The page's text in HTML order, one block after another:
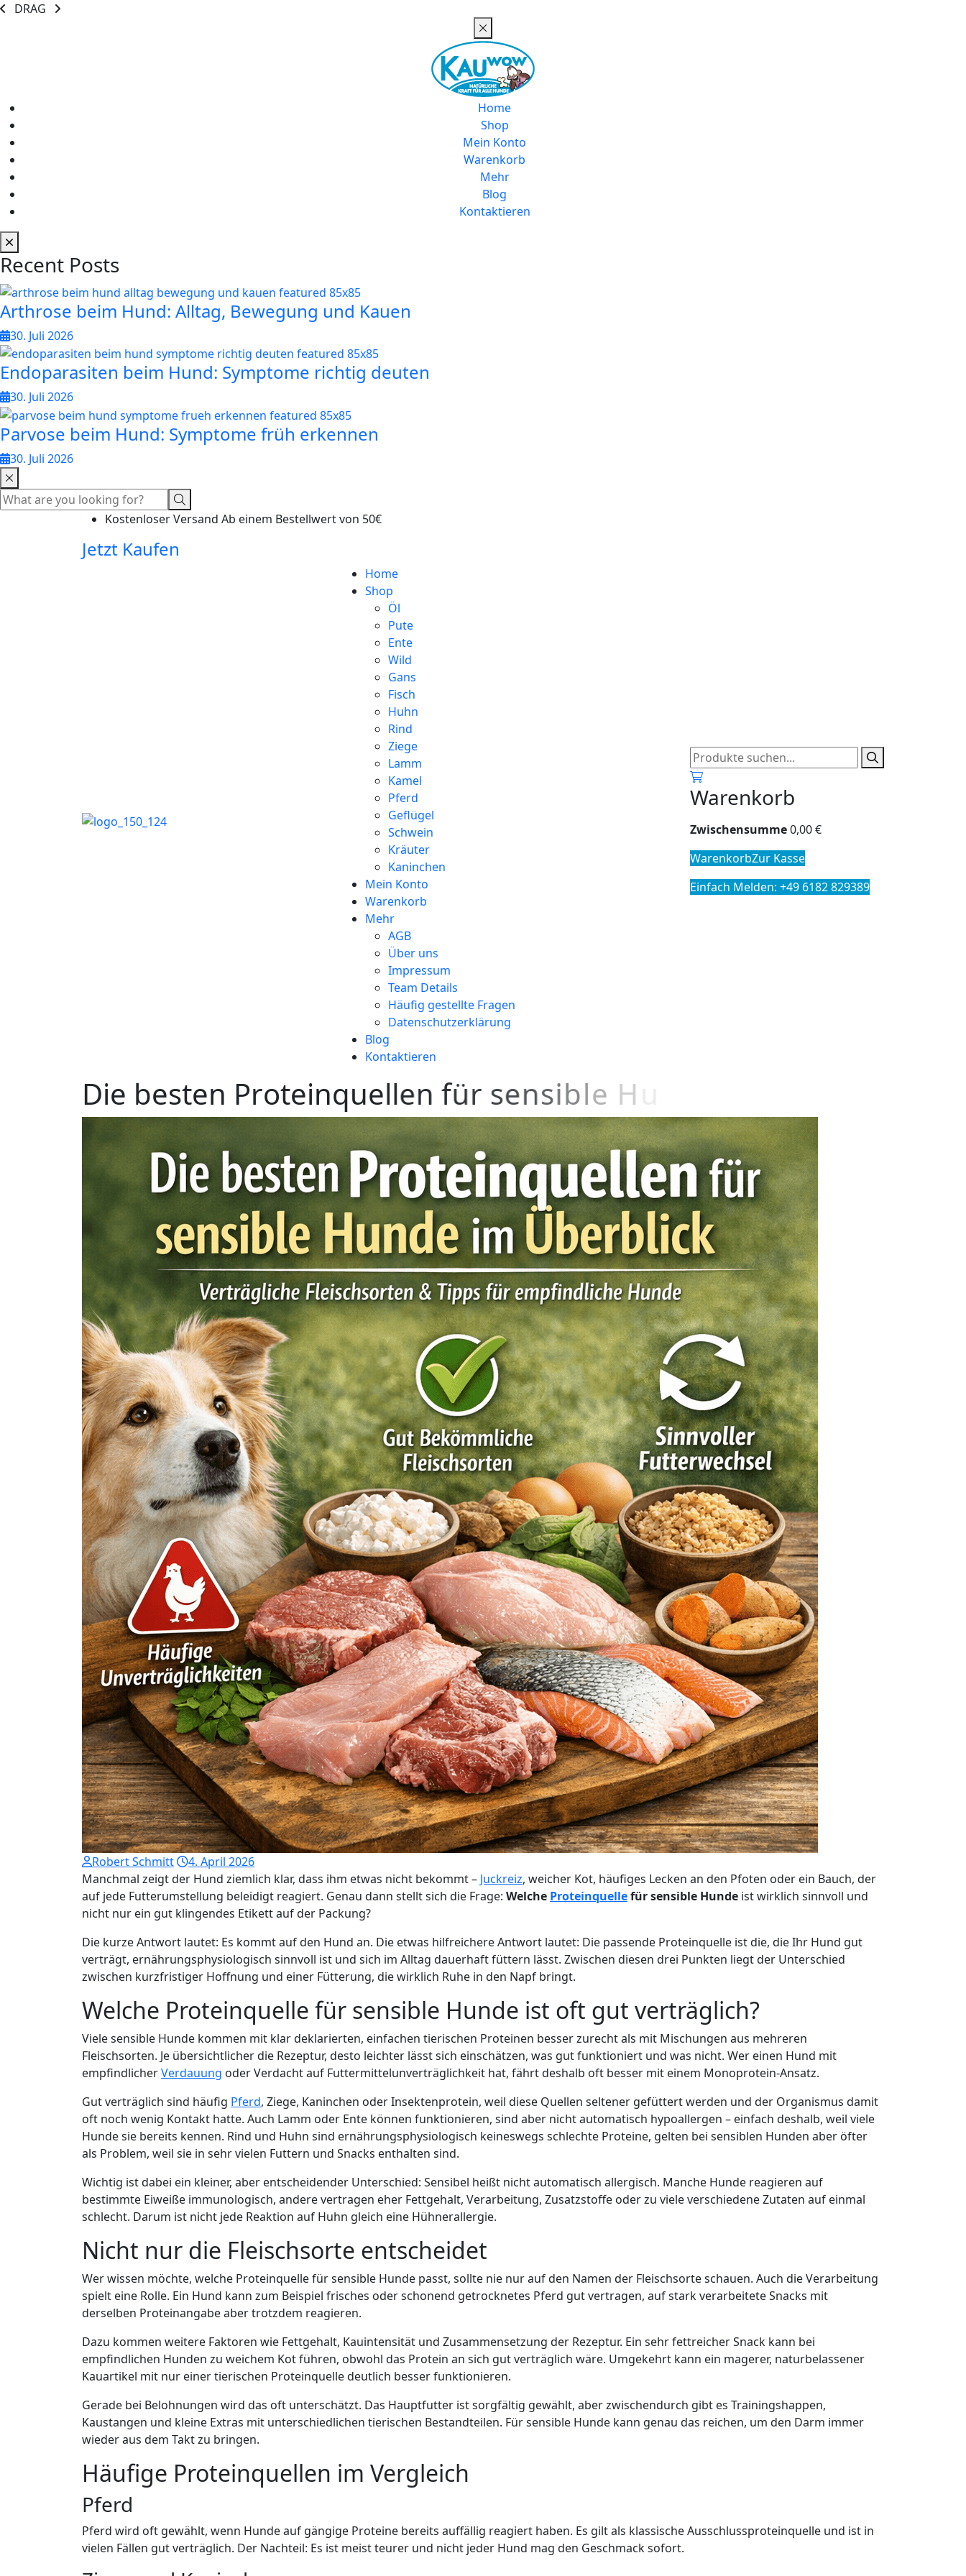
DRAG
Home
Shop
Mein Konto
Warenkorb
Mehr
Blog
Kontaktieren
Recent Posts
Arthrose beim Hund: Alltag, Bewegung und Kauen
30. Juli 2026
Endoparasiten beim Hund: Symptome richtig deuten
30. Juli 2026
Parvose beim Hund: Symptome früh erkennen
30. Juli 2026
Kostenloser Versand Ab einem Bestellwert von 50€
Jetzt Kaufen
Home
Shop
Öl
Pute
Ente
Wild
Gans
Fisch
Huhn
Rind
Ziege
Lamm
Kamel
Pferd
Geflügel
Schwein
Kräuter
Kaninchen
Mein Konto
Warenkorb
Mehr
AGB
Über uns
Impressum
Team Details
Häufig gestellte Fragen
Datenschutzerklärung
Blog
Kontaktieren
Warenkorb
Zwischensumme0,00€
WarenkorbZur Kasse
Einfach Melden: +49 6182 829389
Die besten Proteinquellen für sensibleHu
Robert Schmitt
4. April 2026
Manchmal zeigt der Hund ziemlich klar, dass ihm etwas nicht bekommt – Juckreiz, weicher Kot, häufiges Lecken an den Pfoten oder ein Bauch, der
auf jede Futterumstellung beleidigt reagiert. Genau dann stellt sich die Frage: Welche Proteinquellefür sensible Hunde ist wirklich sinnvoll und
nicht nur ein gut klingendes Etikett auf der Packung?
Die kurze Antwort lautet: Es kommt auf den Hund an. Die etwas hilfreichere Antwort lautet: Die passende Proteinquelle ist die, die Ihr Hund gut
verträgt, ernährungsphysiologisch sinnvoll ist und sich im Alltag dauerhaft füttern lässt. Zwischen diesen drei Punkten liegt der Unterschied
zwischen kurzfristiger Hoffnung und einer Fütterung, die wirklich Ruhe in den Napf bringt.
Welche Proteinquelle für sensible Hunde ist oft gut verträglich?
Viele sensible Hunde kommen mit klar deklarierten, einfachen tierischen Proteinen besser zurecht als mit Mischungen aus mehreren
Fleischsorten. Je übersichtlicher die Rezeptur, desto leichter lässt sich einschätzen, was gut funktioniert und was nicht. Wer einen Hund mit
empfindlicherVerdauung oder Verdacht auf Futtermittelunverträglichkeit hat, fährt deshalb oft besser mit einem Monoprotein-Ansatz.
Gut verträglich sind häufig Pferd, Ziege, Kaninchen oder Insektenprotein, weil diese Quellen seltener gefüttert werden und der Organismus damit
oft noch wenig Kontakt hatte. Auch Lamm oder Ente können funktionieren, sind aber nicht automatisch hypoallergen – einfach deshalb, weil viele
Hunde sie bereits kennen. Rind und Huhn sind ernährungsphysiologisch keineswegs schlechte Proteine, gelten bei sensiblen Hunden aber öfter
als Problem, weil sie in sehr vielen Futtern und Snacks enthalten sind.
Wichtig ist dabei ein kleiner, aber entscheidender Unterschied: Sensibel heißt nicht automatisch allergisch. Manche Hunde reagieren auf
bestimmte Eiweiße immunologisch, andere vertragen eher Fettgehalt, Verarbeitung, Zusatzstoffe oder zu viele verschiedene Zutaten auf einmal
schlecht. Darum ist nicht jede Reaktion auf Huhn gleich eine Hühnerallergie.
Nicht nur die Fleischsorte entscheidet
Wer wissen möchte, welche Proteinquelle für sensible Hunde passt, sollte nie nur auf den Namen der Fleischsorte schauen. Auch die Verarbeitung
spielt eine Rolle. Ein Hund kann zum Beispiel frisches oder schonend getrocknetes Pferd gut vertragen, auf stark verarbeitete Snacks mit
derselben Proteinangabe aber trotzdem reagieren.
Dazu kommen weitere Faktoren wie Fettgehalt, Kauintensität und Zusammensetzung der Rezeptur. Ein sehr fettreicher Snack kann bei
empfindlichen Hunden zu weichem Kot führen, obwohl das Protein an sich gut verträglich wäre. Umgekehrt kann ein magerer, naturbelassener
Kauartikel mit nur einer tierischen Proteinquelle deutlich besser funktionieren.
Gerade bei Belohnungen wird das oft unterschätzt. Das Hauptfutter ist sorgfältig gewählt, aber zwischendurch gibt es Trainingshappen,
Kaustangen und kleine Extras mit unterschiedlichen tierischen Bestandteilen. Für sensible Hunde kann genau das reichen, um den Darm immer
wieder aus dem Takt zu bringen.
Häufige Proteinquellen im Vergleich
Pferd
Pferd wird oft gewählt, wenn Hunde auf gängige Proteine bereits auffällig reagiert haben. Es gilt als klassische Ausschlussproteinquelle und ist in
vielen Fällen gut verträglich. Der Nachteil: Es ist meist teurer und nicht jeder Hund mag den Geschmack sofort.